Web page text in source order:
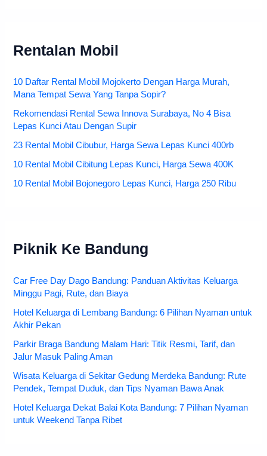
Rentalan Mobil
10 Daftar Rental Mobil Mojokerto Dengan Harga Murah,
Mana Tempat Sewa Yang Tanpa Sopir?
Rekomendasi Rental Sewa Innova Surabaya, No 4 Bisa
Lepas Kunci Atau Dengan Supir
23 Rental Mobil Cibubur, Harga Sewa Lepas Kunci 400rb
10 Rental Mobil Cibitung Lepas Kunci, Harga Sewa 400K
10 Rental Mobil Bojonegoro Lepas Kunci, Harga 250 Ribu
Piknik Ke Bandung
Car Free Day Dago Bandung: Panduan Aktivitas Keluarga
Minggu Pagi, Rute, dan Biaya
Hotel Keluarga di Lembang Bandung: 6 Pilihan Nyaman untuk
Akhir Pekan
Parkir Braga Bandung Malam Hari: Titik Resmi, Tarif, dan
Jalur Masuk Paling Aman
Wisata Keluarga di Sekitar Gedung Merdeka Bandung: Rute
Pendek, Tempat Duduk, dan Tips Nyaman Bawa Anak
Hotel Keluarga Dekat Balai Kota Bandung: 7 Pilihan Nyaman
untuk Weekend Tanpa Ribet